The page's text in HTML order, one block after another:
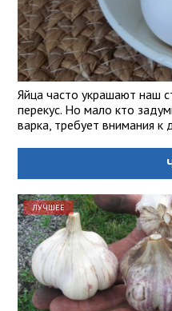
Яйца часто украшают наш
перекус. Но мало кто
варка, требует внимания к
ЛУЧШЕЕ